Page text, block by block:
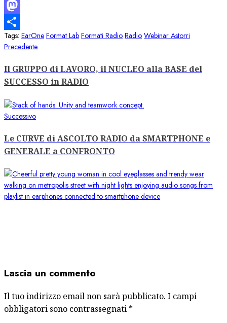
WhatsApp
Mastodon
Condividi
Tags: EarOne Format Lab Formati Radio Radio Webinar Astorri
Navigazione
articolo
PrecedenteArticolo
Il GRUPPO di LAVORO, il NUCLEO alla BASE del
SUCCESSO in RADIO
SuccessivoArticolo
Le CURVE di ASCOLTO RADIO da SMARTPHONE e
GENERALE a CONFRONTO
Lascia un commento
Il tuo indirizzo email non sarà pubblicato. I campi
obbligatori sono contrassegnati *